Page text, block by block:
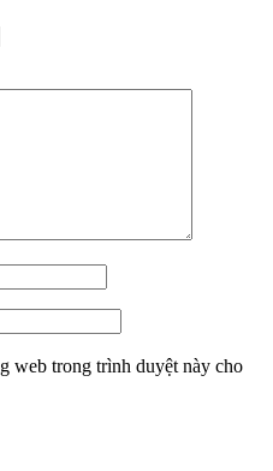
web trong trình duyệt này cho